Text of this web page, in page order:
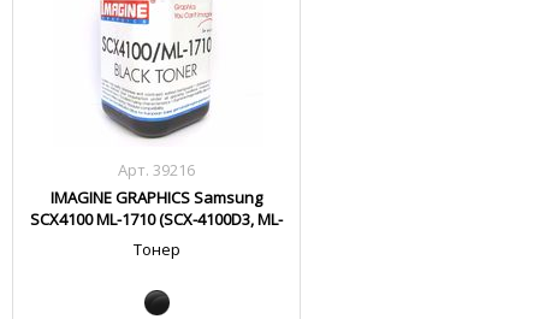
Арт. 39216
IMAGINE GRAPHICS Samsung
SCX4100 ML-1710 (SCX-4100D3, ML-
1710D3)
Тонер